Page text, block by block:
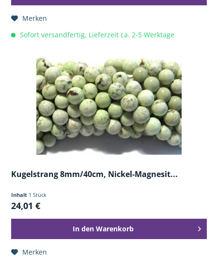
Merken
Sofort versandfertig, Lieferzeit ca. 2-5 Werktage
Kugelstrang 8mm/40cm, Nickel-Magnesit...
Inhalt 1 Stück
24,01 €
In den Warenkorb
Merken